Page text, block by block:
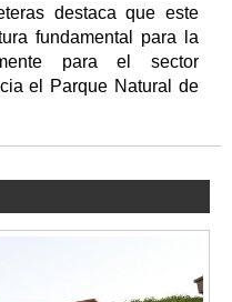
destaca que este
fundamental para la
para el sector
el Parque Natural de